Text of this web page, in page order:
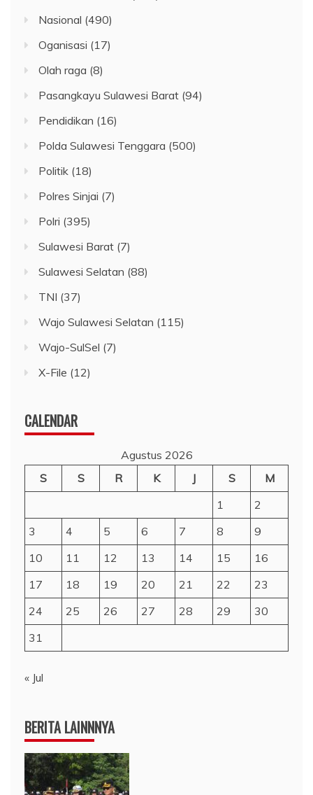
Nasional (490)
Oganisasi (17)
Olah raga (8)
Pasangkayu Sulawesi Barat (94)
Pendidikan (16)
Polda Sulawesi Tenggara (500)
Politik (18)
Polres Sinjai (7)
Polri (395)
Sulawesi Barat (7)
Sulawesi Selatan (88)
TNI (37)
Wajo Sulawesi Selatan (115)
Wajo-SulSel (7)
X-File (12)
CALENDAR
Agustus 2026
S
S R K J S
M
1
2
3
4 5 6 7 8
9
10
11 12 13 14 15
16
17
18 19 20 21 22
23
24
25 26 27 28 29
30
31
« Jul
BERITA LAINNNYA